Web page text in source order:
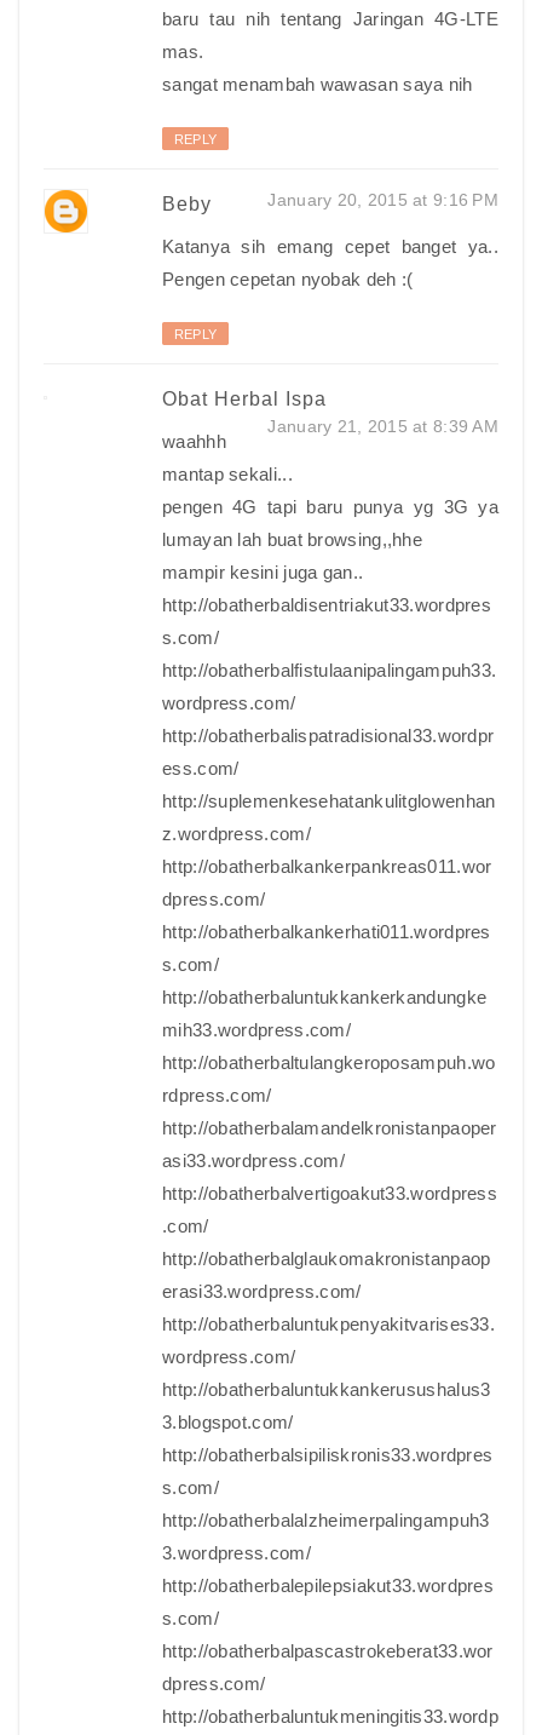
baru tau nih tentang Jaringan 4G-LTE
mas.
sangat menambah wawasan saya nih
REPLY
Beby January 20, 2015 at 9:16 PM
Katanya sih emang cepet banget ya..
Pengen cepetan nyobak deh :(
REPLY
Obat Herbal Ispa
January 21, 2015 at 8:39 AM
waahhh
mantap sekali...
pengen 4G tapi baru punya yg 3G ya
lumayan lah buat browsing,,hhe
mampir kesini juga gan..
http://obatherbaldisentriakut33.wordpres
s.com/
http://obatherbalfistulaanipalingampuh33.
wordpress.com/
http://obatherbalispatradisional33.wordpr
ess.com/
http://suplemenkesehatankulitglowenhan
z.wordpress.com/
http://obatherbalkankerpankreas011.wor
dpress.com/
http://obatherbalkankerhati011.wordpres
s.com/
http://obatherbaluntukkankerkandungke
mih33.wordpress.com/
http://obatherbaltulangkeroposampuh.wo
rdpress.com/
http://obatherbalamandelkronistanpaoper
asi33.wordpress.com/
http://obatherbalvertigoakut33.wordpress
.com/
http://obatherbalglaukomakronistanpaop
erasi33.wordpress.com/
http://obatherbaluntukpenyakitvarises33.
wordpress.com/
http://obatherbaluntukkankerusushalus3
3.blogspot.com/
http://obatherbalsipiliskronis33.wordpres
s.com/
http://obatherbalalzheimerpalingampuh3
3.wordpress.com/
http://obatherbalepilepsiakut33.wordpres
s.com/
http://obatherbalpascastrokeberat33.wor
dpress.com/
http://obatherbaluntukmeningitis33.wordp